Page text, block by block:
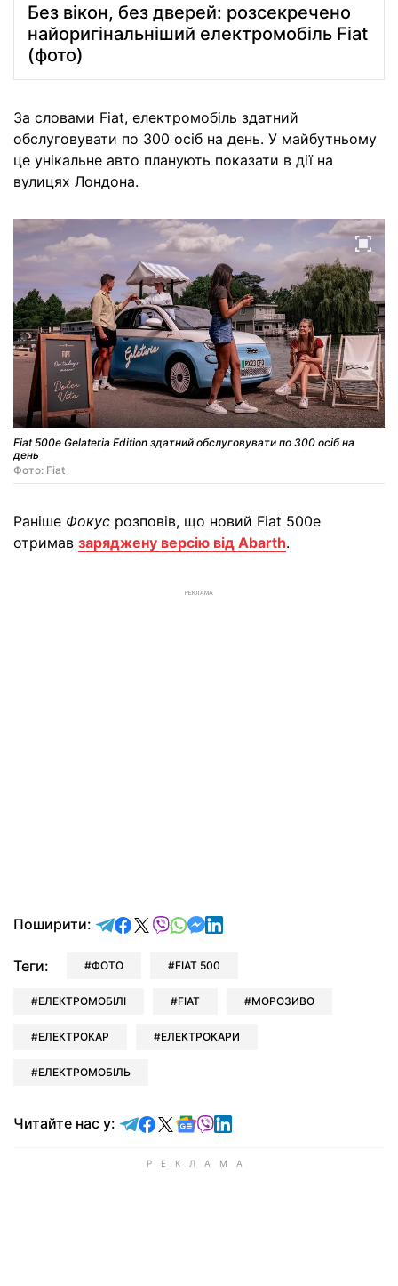
Без вікон, без дверей: розсекречено
найоригінальніший електромобіль Fiat
(фото)
За словами Fiat, електромобіль здатний
обслуговувати по 300 осіб на день. У майбутньому
це унікальне авто планують показати в дії на
вулицях Лондона.
Fiat 500e Gelateria Edition здатний обслуговувати по 300 осіб на
день
Фото: Fiat
Раніше Фокус розповів, що новий Fiat 500e
отримав заряджену версію від Abarth.
РЕКЛАМА
Поширити: відправити у Telegram
поділитись у Facebook
поділитись у X
відправити у Viber
відправити у Whatsapp
відправити у Messenger
відправити у LinkedIn
Теги: ФОТО FIAT 500
ЕЛЕКТРОМОБІЛІ FIAT МОРОЗИВО
ЕЛЕКТРОКАР ЕЛЕКТРОКАРИ
ЕЛЕКТРОМОБІЛЬ
Читайте нас у: Читайте у Telegram
Читайте у Facebook
Читайте у X
Читайте у Google news
Читайте у Viber
Читайте у LinkedIn